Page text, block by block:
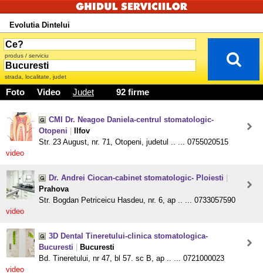
Evolutia Dintelui
produs / serviciu
strada, localitate, judet
Foto Video Judet 92 firme
CMI Dr. Neagoe Daniela-centrul stomatologic-
Otopeni
Ilfov
Str. 23 August, nr. 71, Otopeni, judetul .. ... 0755020515
video
Dr. Andrei Ciocan-cabinet stomatologic- Ploiesti
Prahova
Str. Bogdan Petriceicu Hasdeu, nr. 6, ap .. ... 0733057590
video
3D Dental Tineretului-clinica stomatologica-
Bucuresti
Bucuresti
Bd. Tineretului, nr 47, bl 57. sc B, ap .. ... 0721000023
video